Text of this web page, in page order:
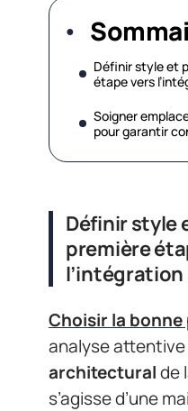
Définir style et
étape vers
Soigner
pour garantir
Définir style
première
l’intégration
Choisir la bonne
analyse attentive
architecturalde
s’agisse d’une